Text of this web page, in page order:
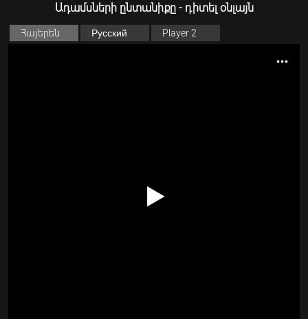
Ադամսների ընտանիքը - դիտել օնլայն
Հայերեն Русский Player 2